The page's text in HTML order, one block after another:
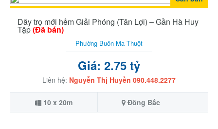
Dãy trọ mới hẻm Giải Phóng (Tân Lợi) – Gần Hà Huy
Tập(Đã bán)
Phường Buôn Ma Thuột
Giá: 2.75 tỷ
Liên hệ: Nguyễn Thị Huyền 090.448.2277
10 x 20m Đông Bắc